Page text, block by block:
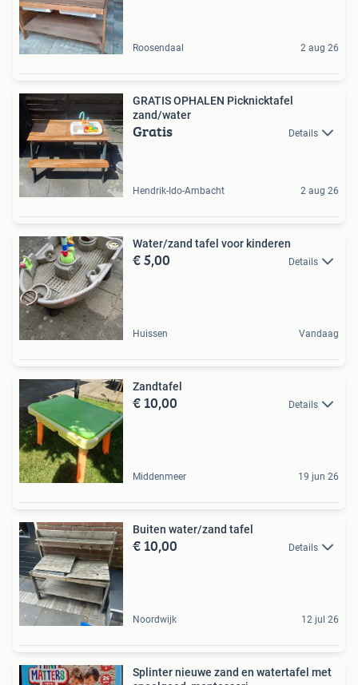
Roosendaal 2 aug 26
GRATIS OPHALEN Picknicktafel
zand/water
Gratis Details
Hendrik-Ido-Ambacht 2 aug 26
Water/zand tafel voor kinderen
€ 5,00 Details
Huissen Vandaag
Zandtafel
€ 10,00 Details
Middenmeer 19 jun 26
Buiten water/zand tafel
€ 10,00 Details
Noordwijk 12 jul 26
Splinter nieuwe zand en watertafel met